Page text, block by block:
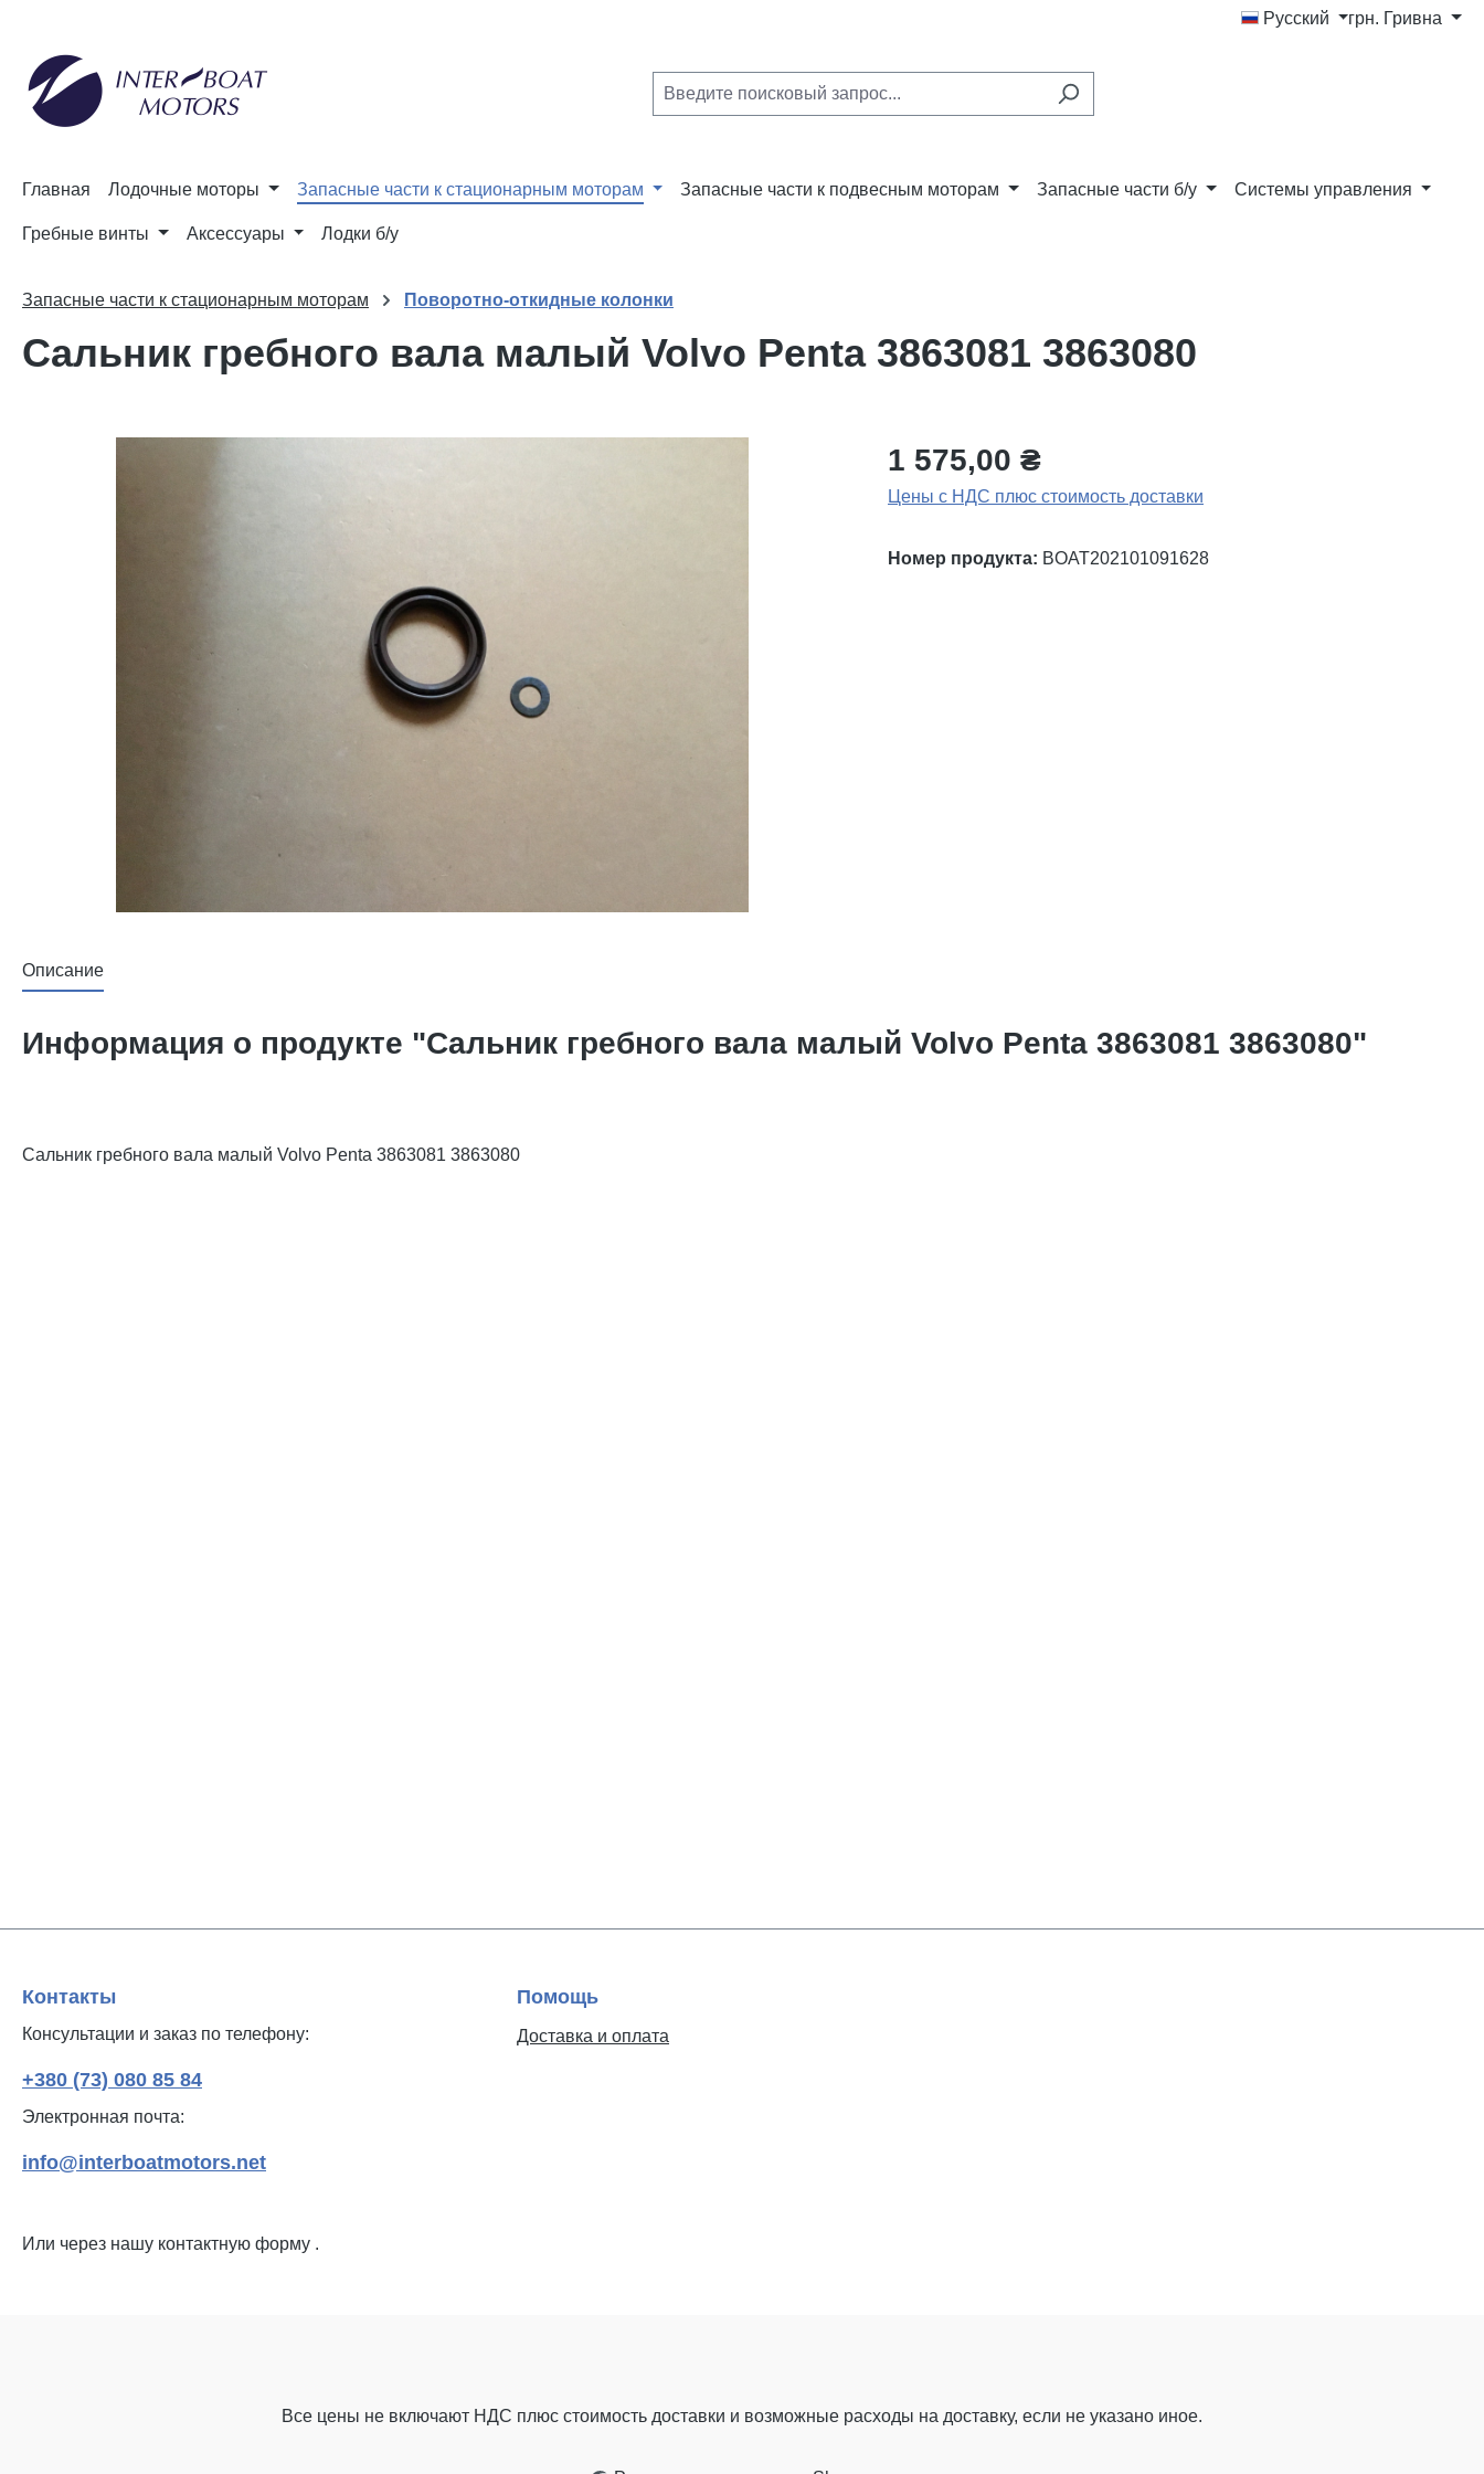
Русский грн. Гривна
Главная Лодочные моторы Запасные части к стационарным моторам Запасные части к подвесным моторам Запасные части б/у Системы управления
Гребные винты Аксессуары Лодки б/у
Запасные части к стационарным моторам Поворотно-откидные колонки
Сальник гребного вала малый Volvo Penta 3863081 3863080
1 575,00 ₴
Цены с НДС плюс стоимость доставки
Номер продукта: BOAT202101091628
Описание
Информация о продукте "Сальник гребного вала малый Volvo Penta 3863081 3863080"
Сальник гребного вала малый Volvo Penta 3863081 3863080
Контакты
Консультации и заказ по телефону:
+380 (73) 080 85 84
Электронная почта:
info@interboatmotors.net
Или через нашу контактную форму .
Помощь
Доставка и оплата
Все цены не включают НДС плюс стоимость доставки и возможные расходы на доставку, если не указано иное.